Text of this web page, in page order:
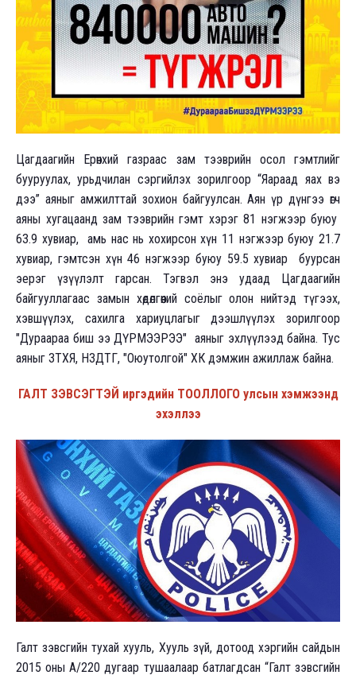
Цагдаагийн Ерөнхий газраас зам тээврийн осол гэмтлийг
бууруулах, урьдчилан сэргийлэх зорилгоор “Яараад яах вэ
дээ” аяныг амжилттай зохион байгуулсан. Аян үр дүнгээ өгч
аяны хугацаанд зам тээврийн гэмт хэрэг 81 нэгжээр буюу
63.9 хувиар, амь нас нь хохирсон хүн 11 нэгжээр буюу 21.7
хувиар, гэмтсэн хүн 46 нэгжээр буюу 59.5 хувиар буурсан
эерэг үзүүлэлт гарсан. Тэгвэл энэ удаад Цагдаагийн
байгууллагаас замын хөдөлгөөний соёлыг олон нийтэд түгээх,
хэвшүүлэх, сахилга хариуцлагыг дээшлүүлэх зорилгоор
"Дураараа биш ээ ДҮРМЭЭРЭЭ" аяныг эхлүүлээд байна. Тус
аяныг ЗТХЯ, НЗДТГ, "Оюутолгой" ХК дэмжин ажиллаж байна.
ГАЛТ ЗЭВСЭГТЭЙ иргэдийн ТООЛЛОГО улсын хэмжээнд
эхэллээ
Галт зэвсгийн тухай хууль, Хууль зүй, дотоод хэргийн сайдын
2015 оны А/220 дугаар тушаалаар батлагдсан “Галт зэвсгийн